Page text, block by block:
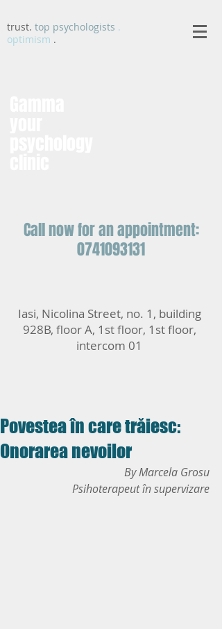
trust. top psychologists .
optimism .
Call now for an appointment:
0741093131
Iasi, Nicolina Street, no. 1, building
928B, floor A, 1st floor, 1st floor,
intercom 01
Povestea în care trăiesc:
Onorarea nevoilor
By Marcela Grosu
Psihoterapeut în supervizare